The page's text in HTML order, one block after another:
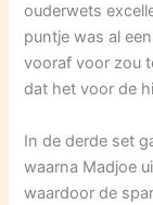
ouderwets
puntje was al
vooraf voor zou
dat het voor de
In de derde set
waarna Madjoe
waardoor de